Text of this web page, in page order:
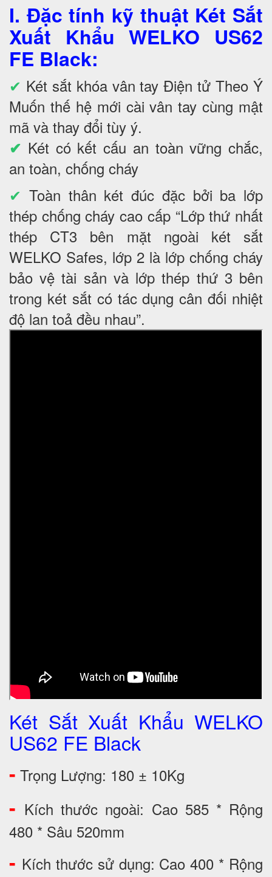
I. Đặc tính kỹ thuật Két Sắt
Xuất Khẩu WELKO US62
FE Black:
✔ Két sắt khóa vân tay Điện tử Theo Ý
Muốn thế hệ mới cài vân tay cùng mật
mã và thay đổi tùy ý.
✔ Két có kết cấu an toàn vững chắc,
an toàn, chống cháy
✔ Toàn thân két đúc đặc bởi ba lớp
thép chống cháy cao cấp “Lớp thứ nhất
thép CT3 bên mặt ngoài két sắt
WELKO Safes, lớp 2 là lớp chống cháy
bảo vệ tài sản và lớp thép thứ 3 bên
trong két sắt có tác dụng cân đối nhiệt
độ lan toả đều nhau”.
Két Sắt Xuất Khẩu WELKO
US62 FE Black
- Trọng Lượng: 180 ± 10Kg
- Kích thước ngoài: Cao 585 * Rộng
480 * Sâu 520mm
- Kích thước sử dụng: Cao 400 * Rộng